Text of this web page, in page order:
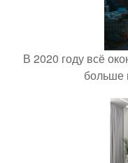
В 2020 году всё
больше